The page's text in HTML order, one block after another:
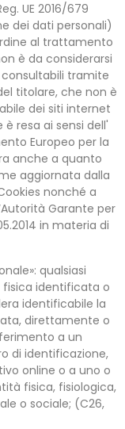
UE 2016/679
dei dati personali)
al trattamento
è da considerarsi
tramite
titolare, che non è
dei siti internet
resa ai sensi dell'
Europeo per la
anche a quanto
aggiornata dalla
nonché a
Garante per
in materia di
qualsiasi
identificata o
identificabile la
direttamente o
a un
di identificazione,
online o a uno o
fisica, fisiologica,
o sociale; (C26,